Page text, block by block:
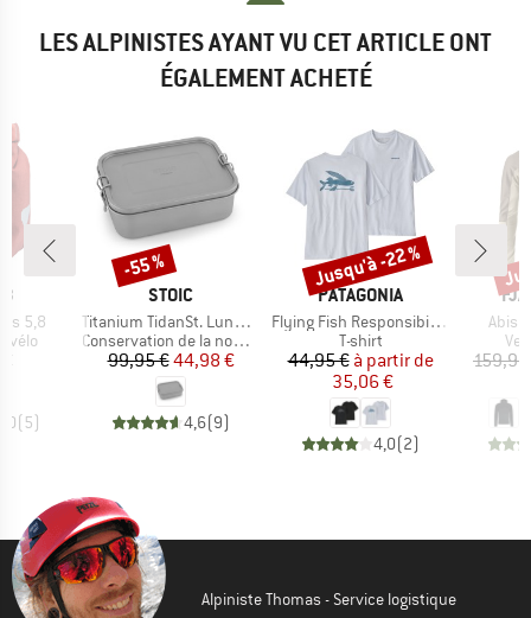
LES ALPINISTES AYANT VU CET ARTICLE ONT
ÉGALEMENT ACHETÉ
5,8
vélo
(5)
MARQUE
STOIC
Article
Titanium TidanSt. Lunchbox
Product group
Conservation de la nourriture
Prix
99,95 €Prix réduit
44,98 €
4,6(9)
Remise
-55 %
MARQUE
PATAGONIA
Article
Flying Fish Responsibili-Tee
Product group
T-shirt
Prix
44,95 € Prix réduit
à partir de
35,06 €
4,0(2)
Remise
Jusqu'à -22 %
Article
Alpiniste Thomas - Service logistique